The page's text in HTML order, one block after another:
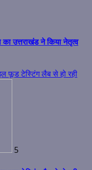
उत्तराखंड ने किया नेतृत्व
फूड टेस्टिंग लैब से हो रही
5